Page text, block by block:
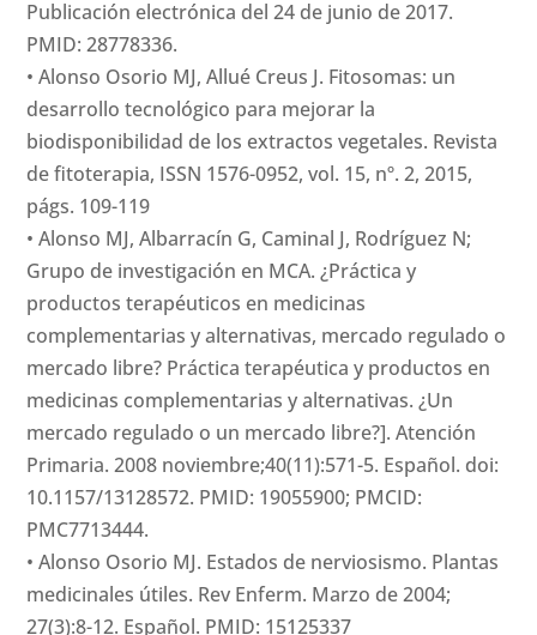
Publicación electrónica del 24 de junio de 2017.
PMID: 28778336.
• Alonso Osorio MJ, Allué Creus J. Fitosomas: un
desarrollo tecnológico para mejorar la
biodisponibilidad de los extractos vegetales. Revista
de fitoterapia, ISSN 1576-0952, vol. 15, nº. 2, 2015,
págs. 109-119
• Alonso MJ, Albarracín G, Caminal J, Rodríguez N;
Grupo de investigación en MCA. ¿Práctica y
productos terapéuticos en medicinas
complementarias y alternativas, mercado regulado o
mercado libre? Práctica terapéutica y productos en
medicinas complementarias y alternativas. ¿Un
mercado regulado o un mercado libre?]. Atención
Primaria. 2008 noviembre;40(11):571-5. Español. doi:
10.1157/13128572. PMID: 19055900; PMCID:
PMC7713444.
• Alonso Osorio MJ. Estados de nerviosismo. Plantas
medicinales útiles. Rev Enferm. Marzo de 2004;
27(3):8-12. Español. PMID: 15125337